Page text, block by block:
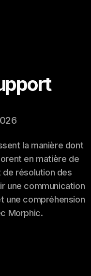
la manière dont
en matière de
résolution des
une communication
une compréhension
Morphic.